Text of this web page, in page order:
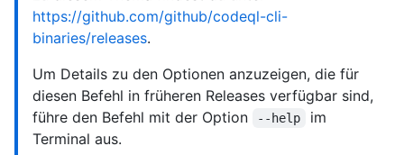
https://github.com/github/codeql-cli-
binaries/releases.
Um Details zu den Optionen anzuzeigen, die für
diesen Befehl in früheren Releases verfügbar sind,
führe den Befehl mit der Option
--help
im
Terminal aus.